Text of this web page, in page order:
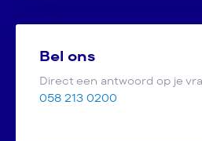
Bel ons
Direct een antwoord op je
058 213 0200